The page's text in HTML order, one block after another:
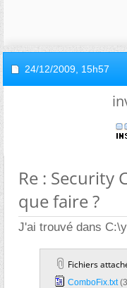
24/12/2009, 15h57
Re : Security
que faire ?
J'ai trouvé dans
Fichiers
ComboFix.txt‎